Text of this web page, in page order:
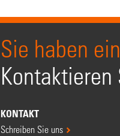
Sie haben
Kontaktieren
KONTAKT
Schreiben Sie uns